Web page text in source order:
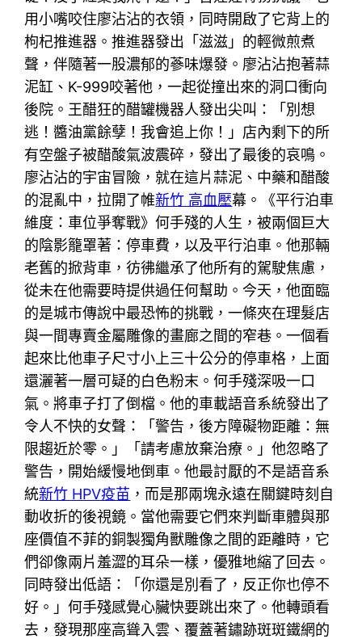
用小嘴咬住廖沾沾的衣領，同時開啟了它背上的
枸杞推進器。推進器發出「滋滋」的輕微煎煮
聲，伴隨著一股濃郁的蔘味爆發。廖沾沾抱著蒜
泥缸、K-999咬著他，一起從撞出來的洞口衝向
後院。王醋狂的醋罐機器人發出尖叫：「別想
逃！醬油黨餘孽！我會追上你！」店內剩下的所
有空盤子被醋酸氣波震碎，發出了最後的哀鳴。
廖沾沾的宇宙冒險，就在這片蒜泥、中藥和醋酸
的混亂中，拉開了帷新竹 高血壓幕。《平行泊車
維度：車位爭奪戰》何手殘的人生，被兩個巨大
的陰影籠罩著：停車費，以及平行泊車。他那輛
老舊的掀背車，彷彿繼承了他所有的駕駛焦慮，
從未在他需要時提供過任何幫助。今天，他面臨
的是城市傳說中最恐怖的挑戰，一條夾在理髮店
與一間專賣金屬雕像的畫廊之間的窄巷。一個看
起來比他車子尺寸小上三十公分的停車格，上面
還灑著一層可疑的白色粉末。何手殘深吸一口
氣。將車子打了倒檔。他的車載語音系統發出了
令人不快的女聲：「警告，後方障礙物距離：無
限趨近於零。」「請考慮放棄治療。」他忽略了
警告，開始緩慢地倒車。他最討厭的不是語音系
統新竹 HPV疫苗 ，而是那兩塊永遠在關鍵時刻自
動收折的後視鏡。當他需要它們來判斷車體與那
座價值不菲的銅製獨角獸雕像之間的距離時，它
們卻像兩片羞澀的耳朵一樣，優雅地縮了回去。
同時發出低語：「你還是別看了，反正你也停不
好。」何手殘感覺心臟快要跳出來了。他轉頭看
去，發現那座高聳入雲、覆蓋著鏽跡斑斑鐵網的